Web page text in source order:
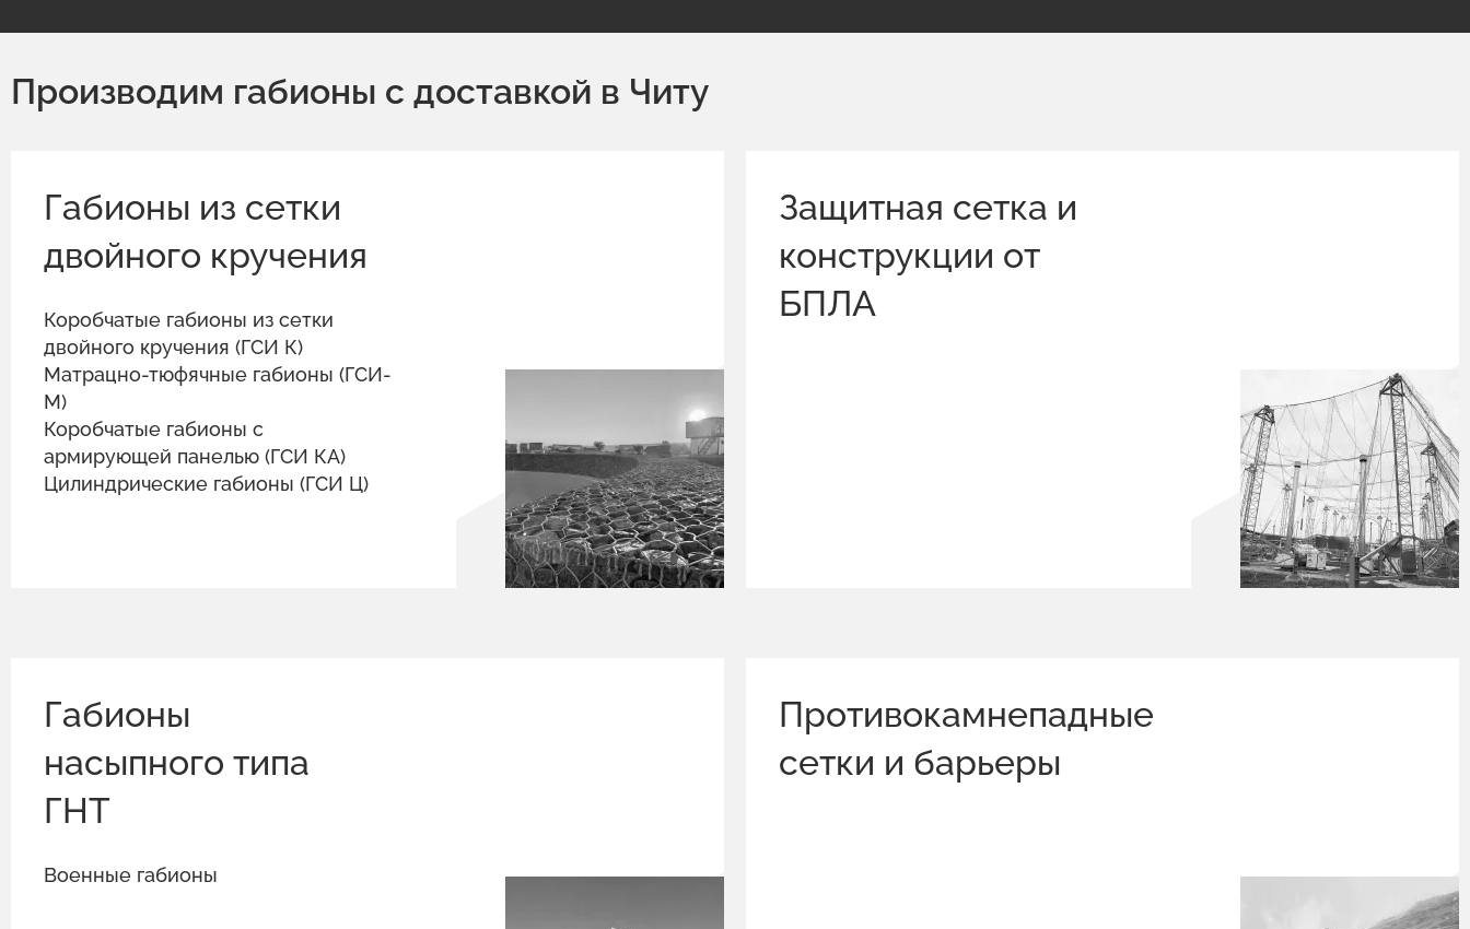
Производим габионы с доставкой в Читу
Габионы из сетки
двойного кручения
Коробчатые габионы из сетки
двойного кручения (ГСИ К)
Матрацно-тюфячные габионы (ГСИ-
М)
Коробчатые габионы с
армирующей панелью (ГСИ КА)
Цилиндрические габионы (ГСИ Ц)
Защитная сетка и
конструкции от
БПЛА
Габионы
насыпного типа
ГНТ
Военные габионы
Противокамнепадные
сетки и барьеры